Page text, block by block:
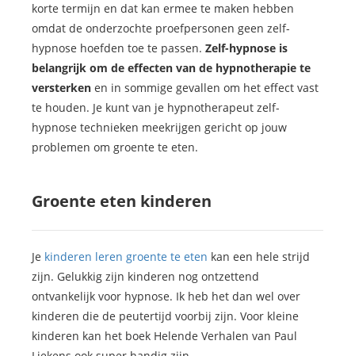
korte termijn en dat kan ermee te maken hebben
omdat de onderzochte proefpersonen geen zelf-
hypnose hoefden toe te passen. Zelf-hypnose is
belangrijk om de effecten van de hypnotherapie te
versterken en in sommige gevallen om het effect vast
te houden. Je kunt van je hypnotherapeut zelf-
hypnose technieken meekrijgen gericht op jouw
problemen om groente te eten.
Groente eten kinderen
Je kinderen leren groente te eten kan een hele strijd
zijn. Gelukkig zijn kinderen nog ontzettend
ontvankelijk voor hypnose. Ik heb het dan wel over
kinderen die de peutertijd voorbij zijn. Voor kleine
kinderen kan het boek Helende Verhalen van Paul